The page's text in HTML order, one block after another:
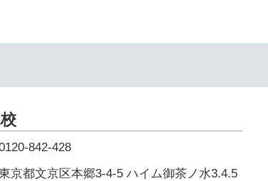
842-428
京都文京区本郷3-4-5 ハイム御茶ノ水3.4.5